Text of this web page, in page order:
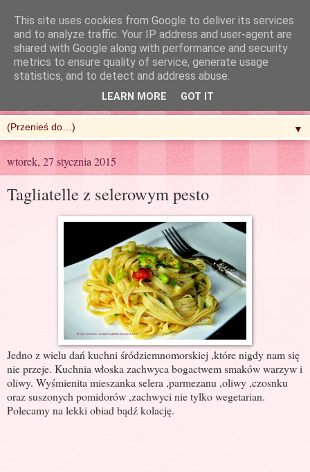
R'n'G Kitchen
▼
wtorek, 27 stycznia 2015
Tagliatelle z selerowym pesto
Jedno z wielu dań kuchni śródziemnomorskiej ,które nigdy nam się
nie przeje. Kuchnia włoska zachwyca bogactwem smaków warzyw i
oliwy. Wyśmienita mieszanka selera ,parmezanu ,oliwy ,czosnku
oraz suszonych pomidorów ,zachwyci nie tylko wegetarian.
Polecamy na lekki obiad bądź kolację.
This site uses cookies from Google to deliver its services
and to analyze traffic. Your IP address and user-agent are
shared with Google along with performance and security
metrics to ensure quality of service, generate usage
statistics, and to detect and address abuse.
LEARN MORE GOT IT